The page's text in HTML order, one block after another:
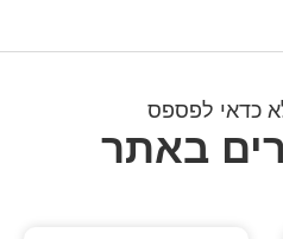
כדאי לפספס
באתר